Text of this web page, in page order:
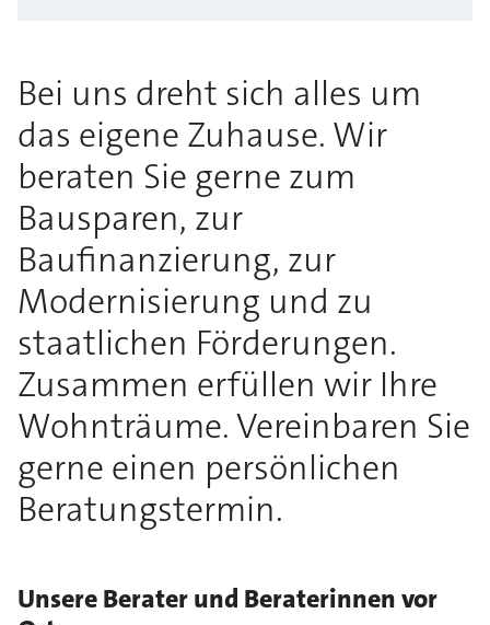
Bei uns dreht sich alles um
das eigene Zuhause. Wir
beraten Sie gerne zum
Bausparen, zur
Baufinanzierung, zur
Modernisierung und zu
staatlichen Förderungen.
Zusammen erfüllen wir Ihre
Wohnträume. Vereinbaren Sie
gerne einen persönlichen
Beratungstermin.
Unsere Berater und Beraterinnen vor